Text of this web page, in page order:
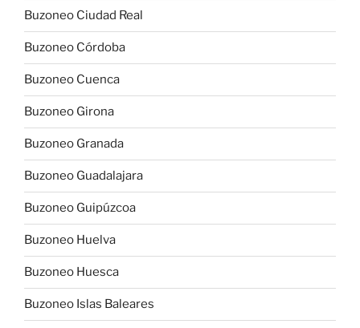
Buzoneo Ciudad Real
Buzoneo Córdoba
Buzoneo Cuenca
Buzoneo Girona
Buzoneo Granada
Buzoneo Guadalajara
Buzoneo Guipúzcoa
Buzoneo Huelva
Buzoneo Huesca
Buzoneo Islas Baleares